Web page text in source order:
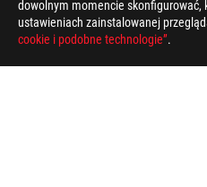
dowolnym momencie skonfigurować,
ustawieniach zainstalowanej
cookie i podobne technologie”.
Disclaimer
Specyfikacja i funkcje różnią
*Dokładne specyfikacje i